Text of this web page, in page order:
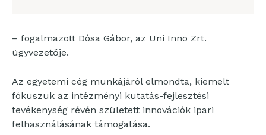
– fogalmazott Dósa Gábor, az Uni Inno Zrt.
ügyvezetője.
Az egyetemi cég munkájáról elmondta, kiemelt
fókuszuk az intézményi kutatás-fejlesztési
tevékenység révén született innovációk ipari
felhasználásának támogatása.